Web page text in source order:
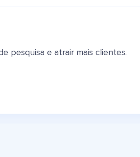
pesquisa e atrair mais clientes.